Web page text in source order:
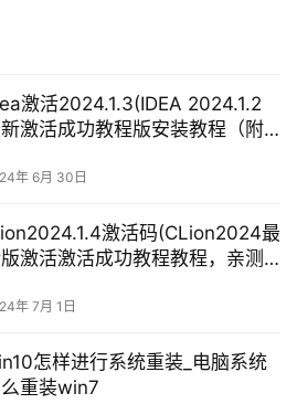
激活2024.1.3(IDEA 2024.1.2
激活成功教程版安装教程（附
年 6月 30日
激活码(CLion2024最
激活激活成功教程教程，亲测
久维护)
年 7月 1日
怎样进行系统重装_电脑系统
重装win7